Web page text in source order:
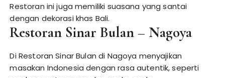
Restoran ini juga memiliki suasana yang santai
dengan dekorasi khas Bali.
Restoran Sinar Bulan – Nagoya
Di Restoran Sinar Bulan di Nagoya menyajikan
masakan Indonesia dengan rasa autentik, seperti